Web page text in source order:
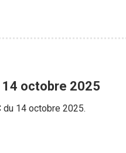
14 octobre 2025
du 14 octobre 2025.